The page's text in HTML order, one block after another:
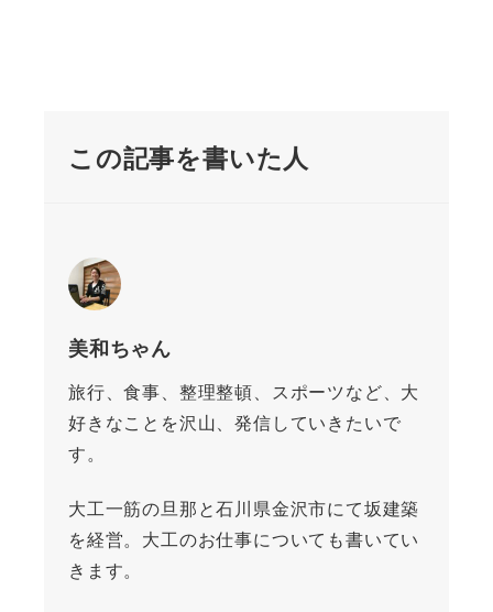
この記事を書いた人
美和ちゃん
旅行、食事、整理整頓、スポーツなど、大
好きなことを沢山、発信していきたいで
す。
大工一筋の旦那と石川県金沢市にて坂建築
を経営。大工のお仕事についても書いてい
きます。